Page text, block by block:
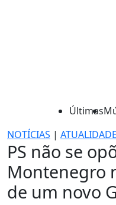
Últimas
NOTÍCIAS | ATUALIDADE
PS não se
Montenegro
de um novo